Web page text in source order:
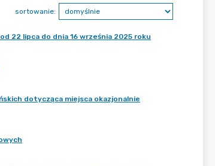
sortowanie:
22 lipca do dnia 16 września 2025 roku
dotycząca miejsca okazjonalnie